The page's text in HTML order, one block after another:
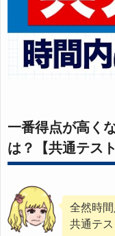
一番得点が高く
は？【共通テス
全然時
共通テ